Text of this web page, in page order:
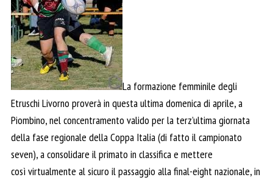
La formazione femminile degli
Etruschi Livorno proverà in questa ultima domenica di aprile, a
Piombino, nel concentramento valido per la terz’ultima giornata
della fase regionale della Coppa Italia (di fatto il campionato
seven), a consolidare il primato in classifica e mettere
così virtualmente al sicuro il passaggio alla final-eight nazionale, in